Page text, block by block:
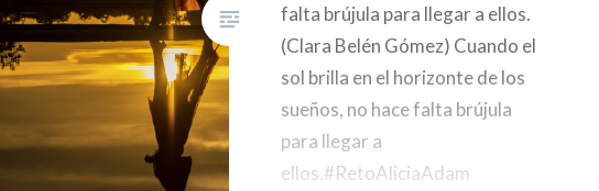
falta brújula para llegar a ellos.
(Clara Belén Gómez) Cuando el
sol brilla en el horizonte de los
sueños, no hace falta brújula
para llegar a
ellos.#RetoAliciaAdam